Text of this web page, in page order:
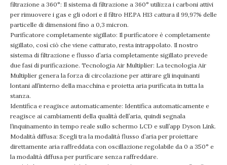
filtrazione a 360°: Il sistema di filtrazione a 360° utilizza i carboni attivi
per rimuovere i gas e gli odori e il filtro HEPA H13 cattura il 99,97% delle
particelle di dimensioni fino a 0,3 micron.
Purificatore completamente sigillato: Il purificatore è completamente
sigillato, così ciò che viene catturato, resta intrappolato. Il nostro
sistema di filtrazione e flusso d’aria completamente sigillato prevede
due fasi di purificazione. Tecnologia Air Multiplier: La tecnologia Air
Multiplier genera la forza di circolazione per attirare gli inquinanti
lontani all’interno della macchina e proietta aria purificata in tutta la
stanza.
Identifica e reagisce automaticamente: Identifica automaticamente e
reagisce ai cambiamenti della qualità dell’aria, quindi segnala
l’inquinamento in tempo reale sullo schermo LCD e sull’app Dyson Link.
Modalità diffusa: Scegli tra la modalità flusso d’aria per proiettare
direttamente aria raffreddata con oscillazione regolabile da 0 a 350° e
la modalità diffusa per purificare senza raffreddare.